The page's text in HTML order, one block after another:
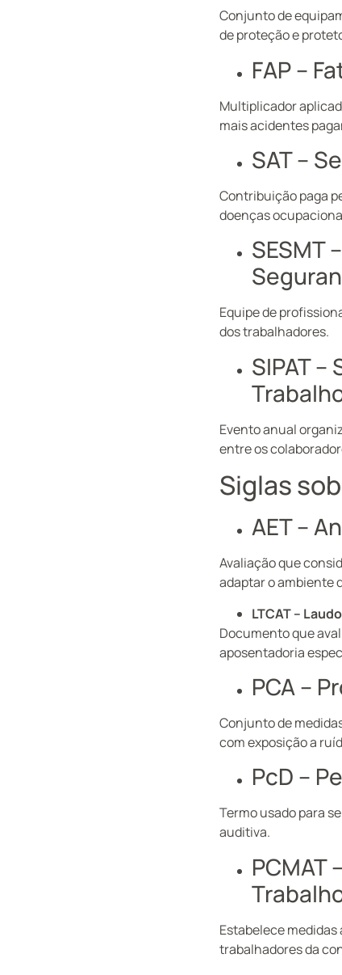
Conjunto de
de proteção e
FAP –
Multiplicador
mais acidentes
SAT –
Contribuição paga
doenças
SESMT
Equipe de
dos trabalhadores.
SIPAT
Evento anual
entre os
Siglas
AET –
Avaliação que
adaptar o ambiente
LTCAT –
Documento que
aposentadoria
PCA –
Conjunto de
com exposição a
PcD –
Termo usado para
auditiva.
PCMAT
Estabelece
trabalhadores da